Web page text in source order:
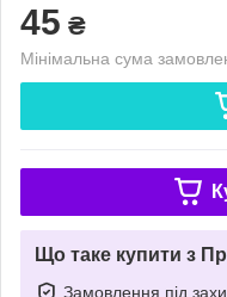
45 ₴
Мінімальна сума
Що таке купити з
Замовлення під